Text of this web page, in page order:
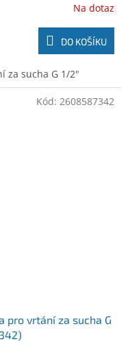
Na dotaz
DO KOŠÍKU
za sucha G 1/2"
pro vrtání za sucha G
Kód: 2608587342